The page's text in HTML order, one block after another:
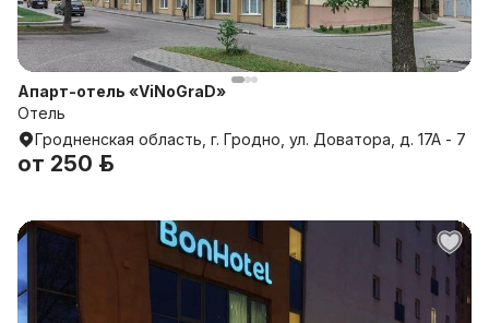
Апарт-отель «ViNoGraD»
Отель
Гродненская область, г. Гродно, ул. Доватора, д. 17A - 7
от 250 р.